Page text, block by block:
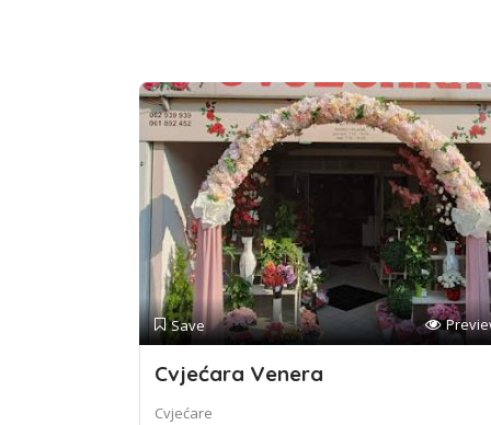
Save
Cvjećara Venera
Cvjećare